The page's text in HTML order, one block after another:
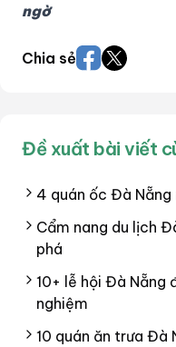
ngờ
Chia sẻ
Đề xuất bài viết
4 quán ốc Đà Nẵng
Cẩm nang du lịch
phá
10+ lễ hội Đà Nẵng
nghiệm
10 quán ăn trưa Đà